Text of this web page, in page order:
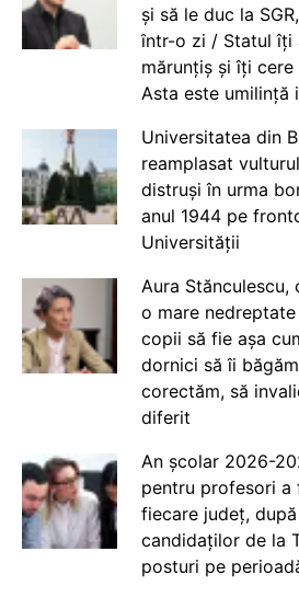
și să le duc la
într-o zi / Statul îți
mărunțiș și îți cere
Asta este umilință
Universitatea din
reamplasat
distruși în urma
anul 1944 pe
Universității
Aura Stănculescu,
o mare
copii să fie așa
dornici să îi
corectăm, să
diferit
An școlar 2026-
pentru profesori a
fiecare județ,
candidaților de la
posturi pe